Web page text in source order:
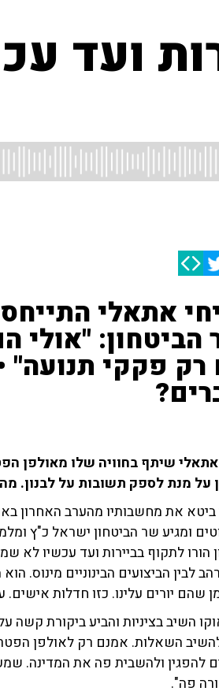
ועד
אתאלי
הביטחון: "אולי
פקקי תנועה"
שיתף בחוויה שלו מאולפן
על מנת לספק תשובות על לבנון. מה
את מחשבותיו מהערב האחרון
ומגיע שר הביטחון ישראל כ"ץ
הורו לתקוף בביירות ועד עכשיו לא
לבין הביצועים הבינוניים מינוס.
שהם יורים עלינו. כזו חדלות
השיב בציניות והביע ביקורת
השאלות. אמנם רק לאולפן
להפגין ולהשבית פה את המדינה.
פה".